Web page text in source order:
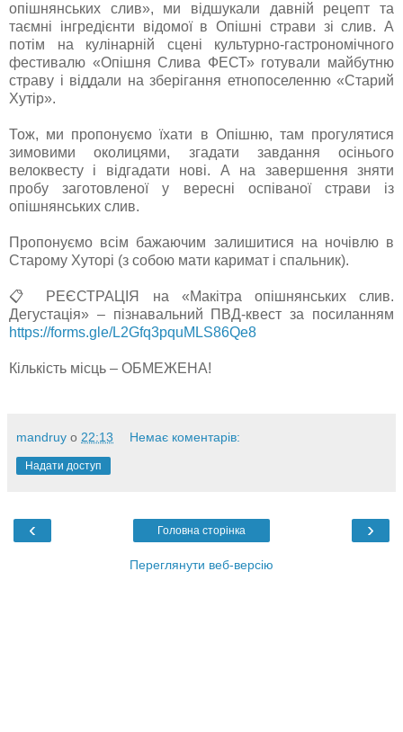
опішнянських слив», ми відшукали давній рецепт та
таємні інгредієнти відомої в Опішні страви зі слив. А
потім на кулінарній сцені культурно-гастрономічного
фестивалю «Опішня Слива ФЕСТ» готували майбутню
страву і віддали на зберігання етнопоселенню «Старий
Хутір».
Тож, ми пропонуємо їхати в Опішню, там прогулятися
зимовими околицями, згадати завдання осінього
велоквесту і відгадати нові. А на завершення зняти
пробу заготовленої у вересні оспіваної страви із
опішнянських слив.
Пропонуємо всім бажаючим залишитися на ночівлю в
Старому Хуторі (з собою мати каримат і спальник).
📋 РЕЄСТРАЦІЯ на «Макітра опішнянських слив.
Дегустація» – пізнавальний ПВД-квест за посиланням
https://forms.gle/L2Gfq3pquMLS86Qe8
Кількість місць – ОБМЕЖЕНА!
mandruy о 22:13 Немає коментарів:
Надати доступ
‹ ›
Головна сторінка
Переглянути веб-версію